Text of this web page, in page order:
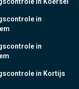
in Koersel
in
in
in Kortijs